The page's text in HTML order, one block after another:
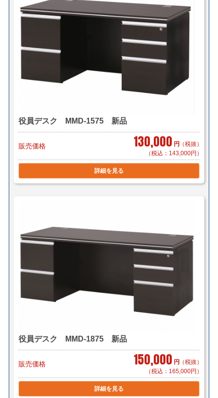
自社便についてはこちら
（利用条件はこちら）
【メーカー配送便(地域限定)】＊搬入まで
9,600円～/1件（税別）でお届け致します。
＊対応可能地域「東京23区内」「横浜・川崎」「千葉県
一部(東京より千葉市まで」
＊物量、商品によってお見積り致します。
＊組立対応可 組立費 10,800円/1台（税別）
【小口送り付け便】＊軒先渡し（要お客様搬入・組立）
9,600円～/1台（税別）でお届け致します。
＊お届け地域によってお見積り致します。
き/EV有り）
＊区により異なります。
＊組立対応可 組立費 3,000円/1台（税
別）
■東京23区 1台で￥5,500（自社便・軒先渡し）
1台で￥8,800（自社便・搬入作業付き/EV
＊階段作業・経路養生は別途見積もり致します。
＊複数（他商品含む）ご購入の場合は同梱等、最良の方
法で送料を算出させて頂きます。
＊店頭引き渡し可能です。（要取り寄せ・来店予約）
役員デスク MMD-1575 新品
販売価格 130,000 円 （税抜）
（税込：143,000円）
詳細を見る
役員デスク MMD-1875 新品
販売価格 150,000 円 （税抜）
（税込：165,000円）
詳細を見る